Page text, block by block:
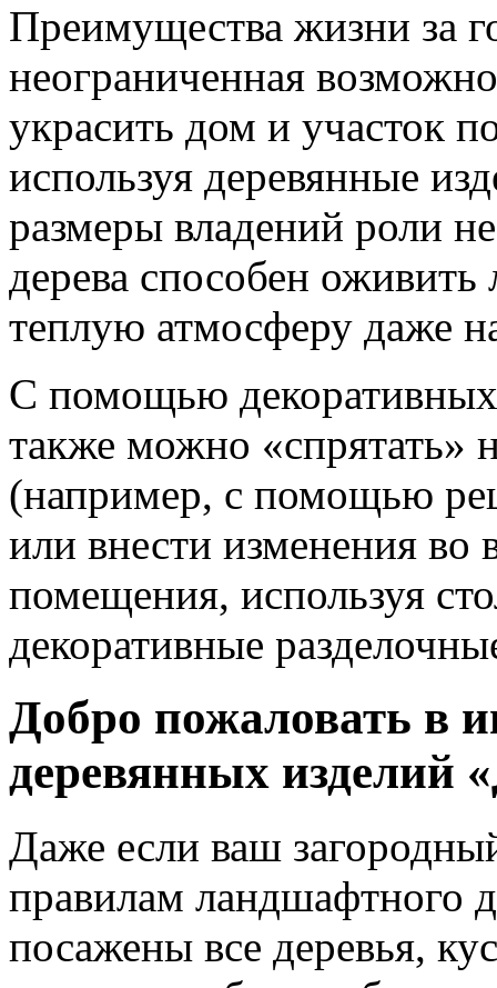
Преимущества жизни за
неограниченная
украсить дом и участок
используя деревянные
размеры владений роли
дерева способен
теплую атмосферу даже
С помощью декоративных
также можно «спрятать»
(например, с помощью
или внести изменения во
помещения, используя
декоративные
Добро пожаловать в
деревянных изделий
Даже если ваш
правилам ландшафтного
посажены все деревья,